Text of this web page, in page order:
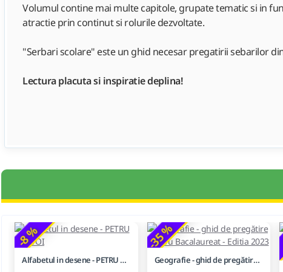
Volumul contine mai multe capitole, grupate tematic si in
atractie prin continut si rolurile dezvoltate.
"Serbari scolare" este un ghid necesar pregatirii sebarilor
Lectura placuta si inspiratie deplina!
-8 %
Alfabetul in desene - PETRU GHETOI
-35 %
Geografie - ghid de pregătire pentru Bacalaureat - Editia 2023